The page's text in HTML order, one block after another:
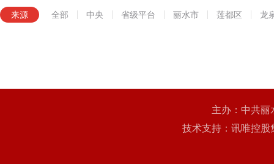
来源 全部 中央 省级平台 丽水市 莲都区 龙
主办：中共
技术支持：讯唯控